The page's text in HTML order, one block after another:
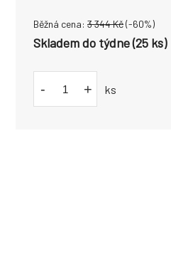
Běžná cena: 3 344Kč(-60%)
Skladem do týdne (25 ks)
- + ks